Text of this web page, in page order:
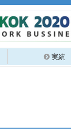
実績